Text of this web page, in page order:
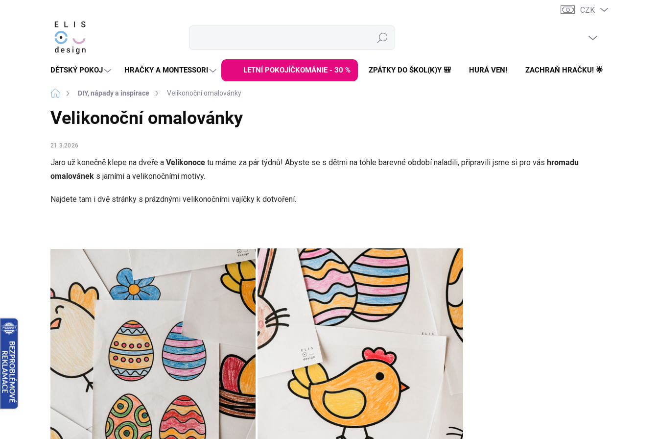
CZK
Hledat
DĚTSKÝ POKOJ HRAČKY A MONTESSORI LETNÍ POKOJÍČKOMÁNIE - 30 % ZPÁTKY DO ŠKOL(K)Y 🎒 HURÁ VEN! ZACHRAŇ HRAČKU! 🌟
Domů DIY, nápady a inspirace Velikonoční omalovánky
Velikonoční omalovánky
21.3.2026
Jaro už konečně klepe na dveře a Velikonoce tu máme za pár týdnů! Abyste se s dětmi na tohle barevné období naladili, připravili jsme si pro vás hromadu
omalovánek s jarními a velikonočními motivy.
Najdete tam i dvě stránky s prázdnými velikonočními vajíčky k dotvoření.